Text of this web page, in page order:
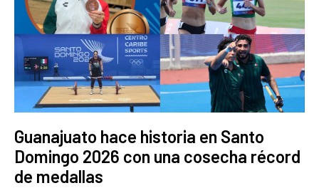
Guanajuato hace historia en Santo
Domingo 2026 con una cosecha récord
de medallas